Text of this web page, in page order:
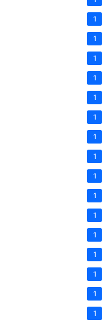
1
1
1
1
1
1
1
1
1
1
1
1
1
1
1
1